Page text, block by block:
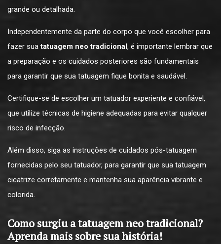
grande ou detalhada.
Independentemente da parte do corpo que você escolher para
fazer suatatuagem neo tradicional , é importante lembrar que
a preparação e os cuidados posteriores são fundamentais
para garantir que sua tatuagem fique bonita e saudável.
Certifique-se de escolher um tatuador experiente e confiável,
que utilize técnicas de higiene adequadas para evitar qualquer
risco de infecção.
Além disso, siga as instruções de cuidados pós-tatuagem
fornecidas pelo seu tatuador, para garantir que sua tatuagem
cicatrize corretamente e mantenha sua aparência vibrante e
colorida.
Como surgiu a tatuagem neo tradicional?
Aprenda mais sobre sua história!